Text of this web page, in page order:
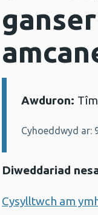
Manylion:
Awduron:
Cyhoeddwyd ar:
Diweddariad
Cysylltwch am